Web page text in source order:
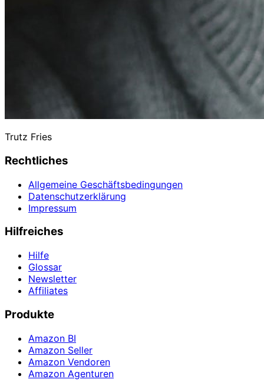
Trutz Fries
Rechtliches
Allgemeine Geschäftsbedingungen
Datenschutzerklärung
Impressum
Hilfreiches
Hilfe
Glossar
Newsletter
Affiliates
Produkte
Amazon BI
Amazon Seller
Amazon Vendoren
Amazon Agenturen